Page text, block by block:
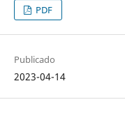
PDF
Publicado
2023-04-14